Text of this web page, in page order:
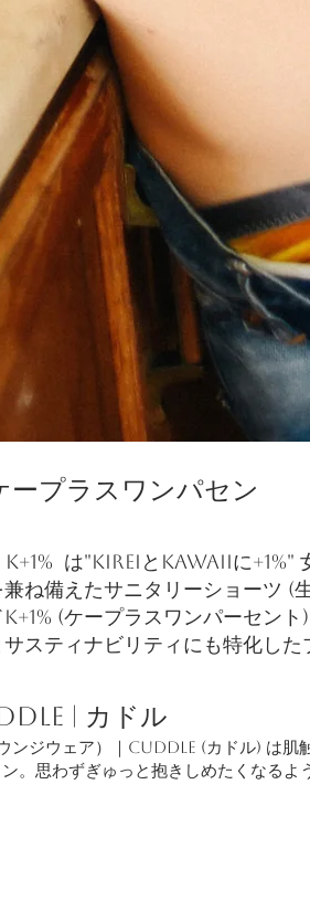
ープラスワンパセン
は"KireiとKawaiiに+1%"
ね備えたサニタリーショーツ (
(ケープラスワンパーセント
スティナビリティにも特化し
| カドル
ウェア）｜CUDDLE (カドル) は肌
。思わずぎゅっと抱きしめたくなるよ